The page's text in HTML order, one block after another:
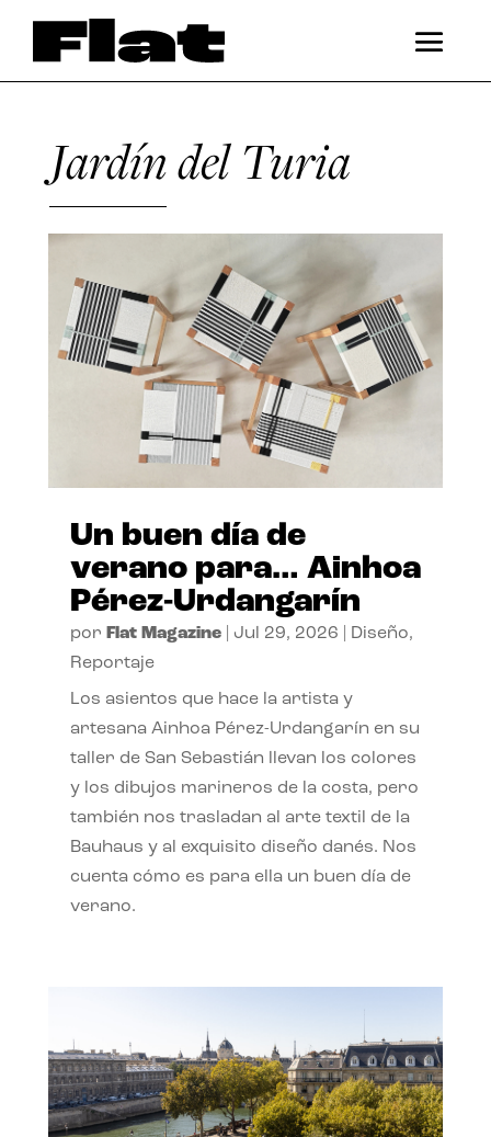
Jardín del Turia
Un buen día de
verano para… Ainhoa
Pérez-Urdangarín
por Flat Magazine| Jul 29, 2026 Diseño,
Reportaje
Los asientos que hace la artista y
artesana Ainhoa Pérez-Urdangarín en su
taller de San Sebastián llevan los colores
y los dibujos marineros de la costa, pero
también nos trasladan al arte textil de la
Bauhaus y al exquisito diseño danés. Nos
cuenta cómo es para ella un buen día de
verano.